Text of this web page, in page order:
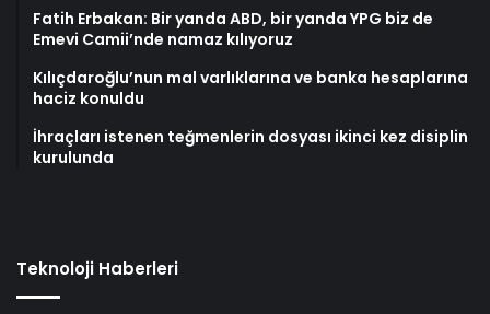
Fatih Erbakan: Bir yanda ABD, bir yanda YPG biz de
Emevi Camii’nde namaz kılıyoruz
Kılıçdaroğlu’nun mal varlıklarına ve banka hesaplarına
haciz konuldu
İhraçları istenen teğmenlerin dosyası ikinci kez disiplin
kurulunda
Teknoloji Haberleri